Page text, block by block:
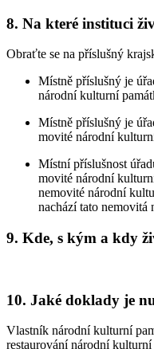
8. Na které instituci
Obraťte se na příslušný
Místně příslušný je
národní kulturní
Místně příslušný je
movité národní
Místní příslušnost
movité národní
nemovité národní
nachází tato nemovitá
9. Kde, s kým a kdy
10. Jaké doklady je
Vlastník národní kulturní
restaurování národní